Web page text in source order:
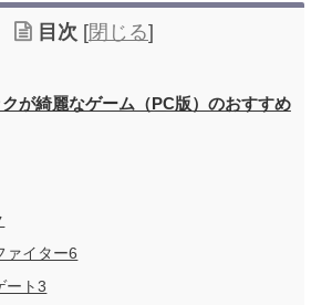
屋や家電量販店でのパソコン購入を
由
目次 [閉じる]
が綺麗なゲーム（PC版）のおすすめ
ァイター6
ート3